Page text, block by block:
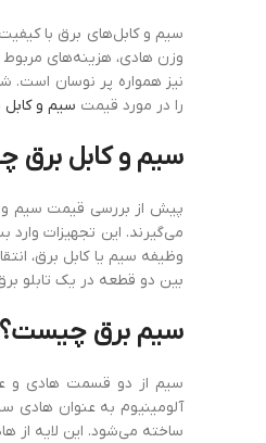
سیم و کابل‌های برق با
وزن هادی، هزینه‌های مربوط
نیز همواره پر نوسان است.
را در مورد قیمت سیم و کابل
سیم و کابل برق
پیش از بررسی قیمت سیم و
می‌گیرند. این تجهیزات
وظیفه سیم یا کابل برق،
بین دو قطعه در یک تابلو
سیم برق چیست؟
سیم از دو قسمت هادی و
ساخته می‌شود. این لایه از